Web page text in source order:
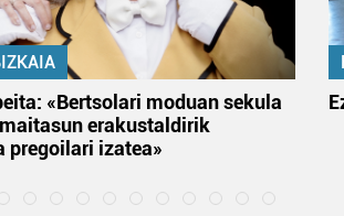
«Bertsolari moduan sekula
erakustaldirik
pregoilari izatea»